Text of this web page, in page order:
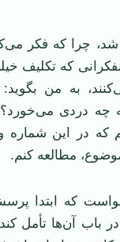
شد، چرا که فکر
که تکلیف
به من بگوید:
دردی می‌خورد؟
که در این شماره
مطالعه کنم.
که ابتدا
باب آن‌ها تأمل